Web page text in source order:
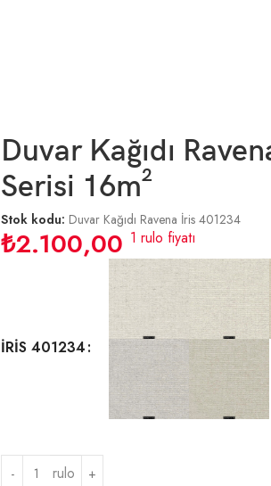
Duvar Kağıdı
Serisi 16m²
Stok kodu: Duvar Kağıdı Ravena İris 401234
₺2.100,00 1 rulo fiyatı
İRİS 401234
rulo